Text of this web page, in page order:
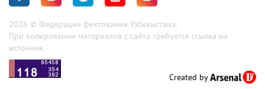
2026 © Федерация фехтования Узбекистана.
При копировании материалов с сайта требуется ссылка на
источник.
Created by